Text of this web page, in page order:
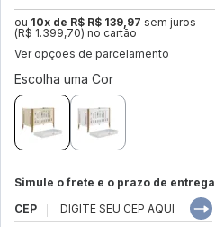
ou 10x de R$ R$ 139,97 sem juros
(R$ 1.399,70) no cartão
Ver opções de parcelamento
Escolha uma Cor
Simule o frete e o prazo de entrega
CEP